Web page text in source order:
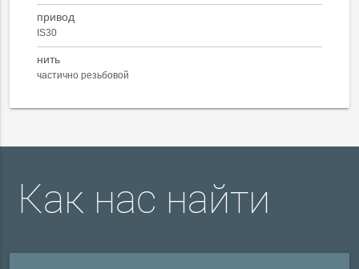
привод
IS30
нить
частично резьбовой
Как нас найти